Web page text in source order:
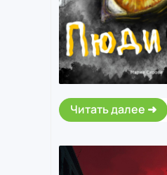
Читать далее